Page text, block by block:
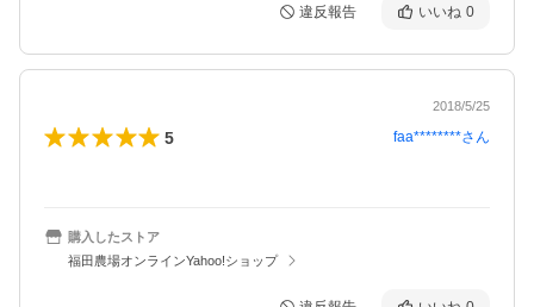
違反報告 いいね 0
2018/5/25
5 faa********さん
購入したストア
福田農場オンラインYahoo!ショップ